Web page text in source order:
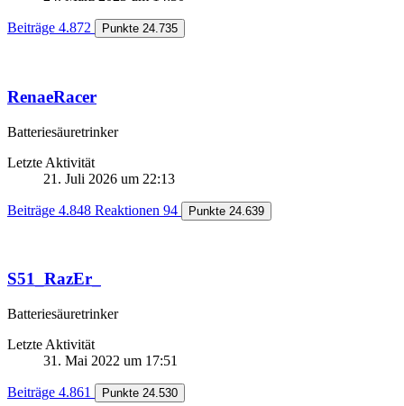
Beiträge 4.872 Punkte 24.735
RenaeRacer
Batteriesäuretrinker
Letzte Aktivität
21. Juli 2026 um 22:13
Beiträge 4.848 Reaktionen 94 Punkte 24.639
S51_RazEr_
Batteriesäuretrinker
Letzte Aktivität
31. Mai 2022 um 17:51
Beiträge 4.861 Punkte 24.530